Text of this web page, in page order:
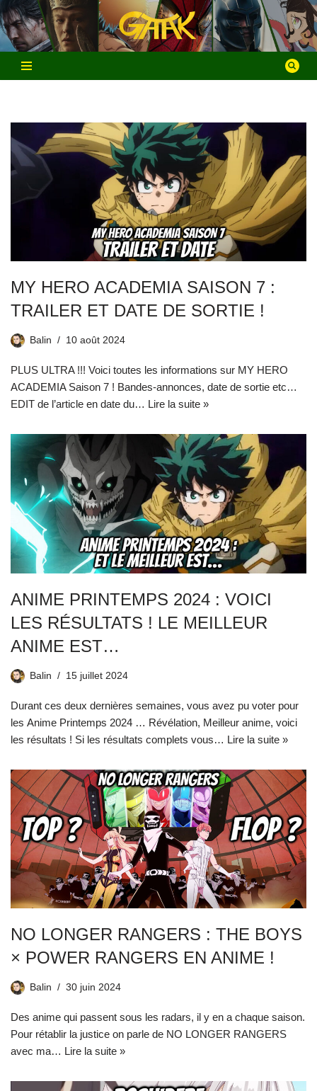
Aller
au
contenu
MY HERO ACADEMIA SAISON 7 :
TRAILER ET DATE DE SORTIE !
Balin 10 août 2024
PLUS ULTRA !!! Voici toutes les informations sur MY HERO
ACADEMIA Saison 7 ! Bandes-annonces, date de sortie etc…
EDIT de l’article en date du… Lire la suite »
ANIME PRINTEMPS 2024 : VOICI
LES RÉSULTATS ! LE MEILLEUR
ANIME EST…
Balin 15 juillet 2024
Durant ces deux dernières semaines, vous avez pu voter pour
les Anime Printemps 2024 … Révélation, Meilleur anime, voici
les résultats ! Si les résultats complets vous… Lire la suite »
NO LONGER RANGERS : THE BOYS
× POWER RANGERS EN ANIME !
Balin 30 juin 2024
Des anime qui passent sous les radars, il y en a chaque saison.
Pour rétablir la justice on parle de NO LONGER RANGERS
avec ma… Lire la suite »